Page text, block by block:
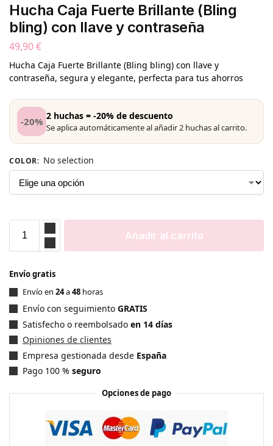
Hucha Caja Fuerte Brillante (Bling
bling) con llave y contraseña
49,90€
Hucha Caja Fuerte Brillante (Bling bling) con llave y
contraseña, segura y elegante, perfecta para tus ahorros
-20% 2 huchas = -20% de descuento
Se aplica automáticamente al añadir 2 huchas al carrito.
COLOR: No selection
Añadir al carrito
Envío gratis
Envío en 24a48 horas
Envío con seguimiento GRATIS
Satisfecho o reembolsado en 14 días
Opiniones de clientes
Empresa gestionada desde España
Pago 100 % seguro
Opciones de pago